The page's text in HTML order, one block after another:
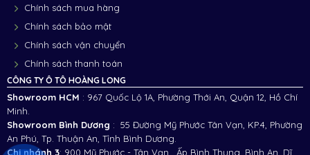
Chính sách mua hàng
Chính sách bảo mật
Chính sách vận chuyển
Chính sách thanh toán
CÔNG TY Ô TÔ HOÀNG LONG
Showroom HCM : 967 Quốc Lộ 1A, Phường Thới An, Quận 12, Hồ Chí
Minh.
Showroom Bình Dương : 55 Đường Mỹ Phước Tân Vạn, KP.4, Phường
An Phú, Tp. Thuận An, Tỉnh Bình Dương.
Chi nhánh 3: 900 Mỹ Phước - Tân Vạn , Ấp Bình Thung, Bình An, Dĩ